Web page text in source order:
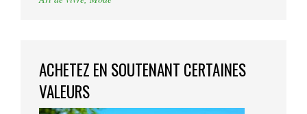
ACHETEZ EN SOUTENANT CERTAINES
VALEURS